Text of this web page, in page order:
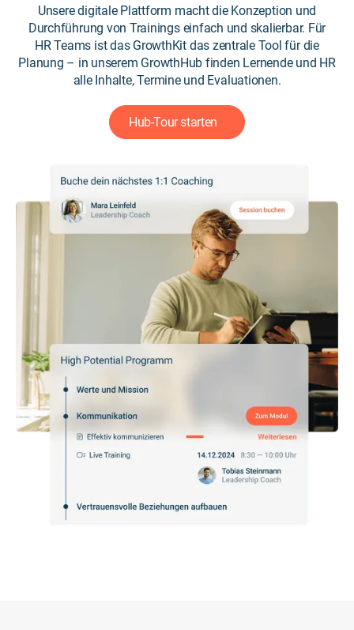
Unsere digitale Plattform macht die Konzeption und
Durchführung von Trainings einfach und skalierbar. Für
HR Teams ist das GrowthKit das zentrale Tool für die
Planung – in unserem GrowthHub finden Lernende und HR
alle Inhalte, Termine und Evaluationen.
Hub-Tour starten